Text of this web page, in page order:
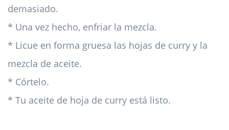
demasiado.
* Una vez hecho, enfriar la mezcla.
* Licue en forma gruesa las hojas de curry y la
mezcla de aceite.
* Córtelo.
* Tu aceite de hoja de curry está listo.